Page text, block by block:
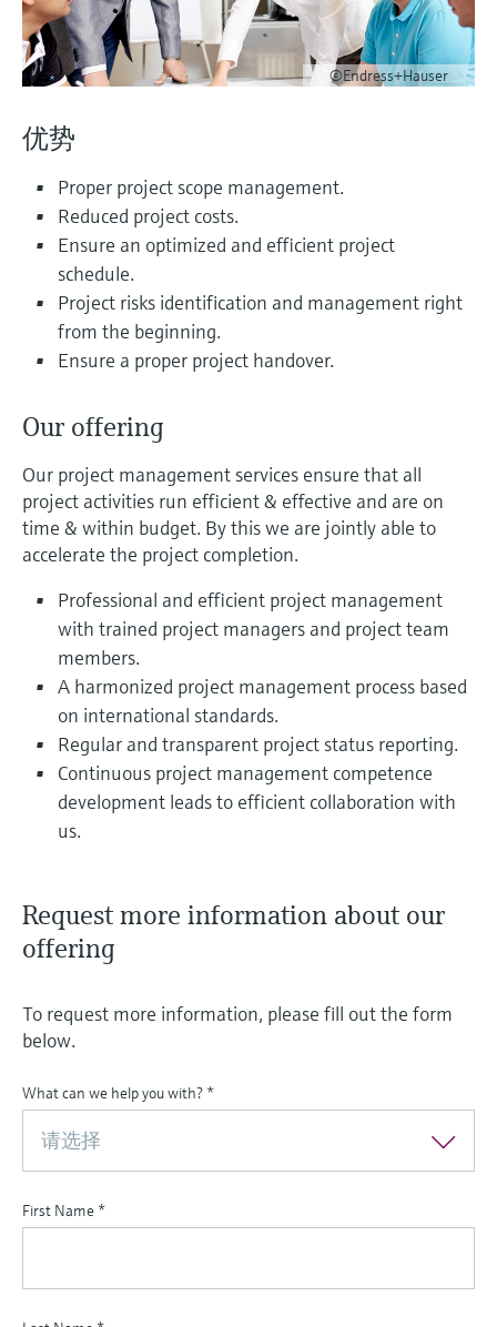
产品工具
通过产品筛选，选择测量仪表
系统组件。
Applicator 选型和计算软件
通过应用参数查找、选择并配置产品
Device Viewer
查找产品具体信息和文档
备件查找工具
您可通过产品型号、订单代码或序列号，轻
伺服液位测量
Level measurement with pressure
选购全部
营养盐分析仪和传感器
微波传输测量原理
Memosens数字技术
选购全部
选购全部
选购全部
所有行业的关注焦点
工业领域的可持续发展解决方案
数字化驱动流程工业转型升级
决策级过程透明度，赋能卓越运营
©Endress+Hauser
优势
Proper project scope management.
Reduced project costs.
Ensure an optimized and efficient project
schedule.
Project risks identification and management right
from the beginning.
Ensure a proper project handover.
Our offering
Our project management services ensure that all
project activities run efficient & effective and are on
time & within budget. By this we are jointly able to
accelerate the project completion.
Professional and efficient project management
with trained project managers and project team
members.
A harmonized project management process based
on international standards.
Regular and transparent project status reporting.
Continuous project management competence
development leads to efficient collaboration with
us.
Request more information about our
offering
To request more information, please fill out the form
below.
What can we help you with? *
请选择
First Name *